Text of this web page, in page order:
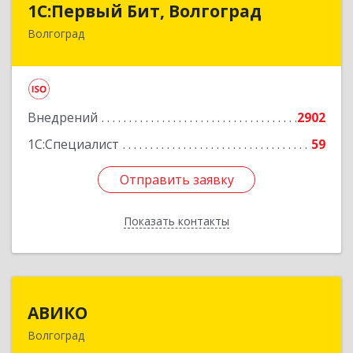
1С:Первый Бит, Волгоград
Волгоград
Внедрений
2902
1С:Специалист
59
Отправить заявку
Показать контакты
400005, Волгоградская обл, Волгоград г, 7-й
Отправить заявку
Назад
АВИКО
Волгоград400065, Волгоградская обл, Волгоград г,